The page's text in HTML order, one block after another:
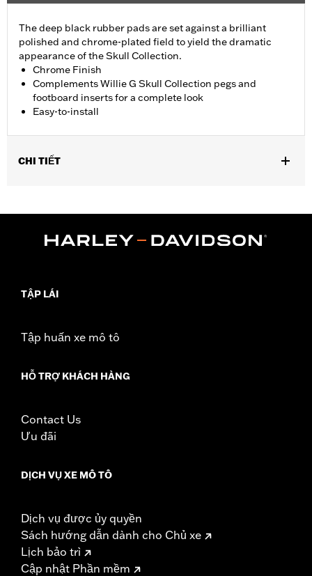
The deep black rubber pads are set against a brilliant
polished and chrome-plated field to yield the dramatic
appearance of the Skull Collection.
Chrome Finish
Complements Willie G Skull Collection pegs and
footboard inserts for a complete look
Easy-to-install
CHI TIẾT
41600218, 41600219 and 41600220.
Installation Instructions
In the Box:
d.com/warrantyfor full details
TẬP LÁI
Tập huấn xe mô tô
HỖ TRỢ KHÁCH HÀNG
Contact Us
Ưu đãi
DỊCH VỤ XE MÔ TÔ
Dịch vụ được ủy quyền
Sách hướng dẫn dành cho Chủ xe
Lịch bảo trì
Cập nhật Phần mềm